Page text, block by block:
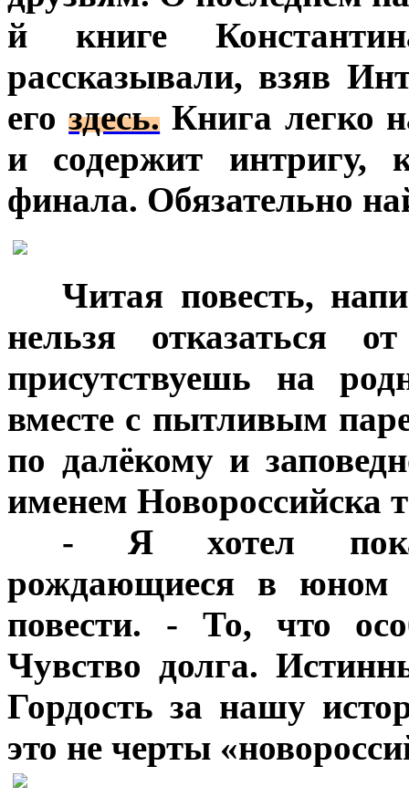
й книге
рассказывали, взяв
егоздесь. Книга легко
и содержит интригу,
финала. Обязательно
Читая повесть,
нельзя отказаться
присутствуешь на
вместе с пытливым
по далёкому и
именем Новороссийска
- Я хотел
рождающиеся в юном
повести. - То, что
Чувство долга.
Гордость за нашу
это не черты